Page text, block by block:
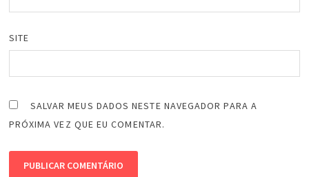
SITE
SALVAR MEUS DADOS NESTE NAVEGADOR PARA A
PRÓXIMA VEZ QUE EU COMENTAR.